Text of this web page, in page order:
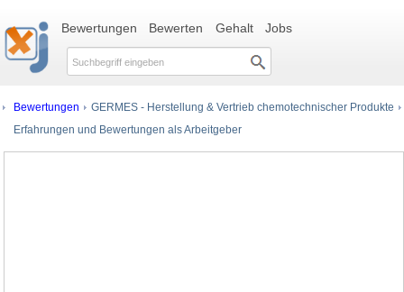
Bewertungen Bewerten Gehalt Jobs
Bewertungen GERMES - Herstellung & Vertrieb chemotechnischer Produkte
Erfahrungen und Bewertungen als Arbeitgeber